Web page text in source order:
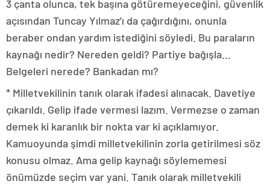
3 çanta olunca, tek başına götüremeyeceğini, güvenlik
açısından Tuncay Yılmaz’ı da çağırdığını, onunla
beraber ondan yardım istediğini söyledi. Bu paraların
kaynağı nedir? Nereden geldi? Partiye bağışla…
Belgeleri nerede? Bankadan mı?
* Milletvekilinin tanık olarak ifadesi alınacak. Davetiye
çıkarıldı. Gelip ifade vermesi lazım. Vermezse o zaman
demek ki karanlık bir nokta var ki açıklamıyor.
Kamuoyunda şimdi milletvekilinin zorla getirilmesi söz
konusu olmaz. Ama gelip kaynağı söylememesi
önümüzde seçim var yani. Tanık olarak milletvekili